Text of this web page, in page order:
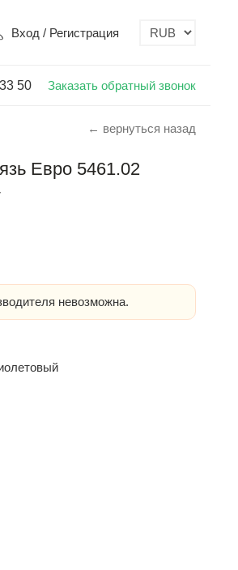
Вход / Регистрация
50 Заказать обратный звонок
← вернуться назад
Евро 5461.02
невозможна.